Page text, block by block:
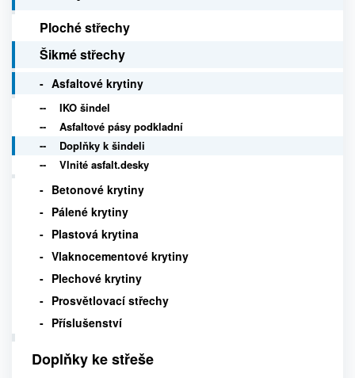
Ploché střechy
Šikmé střechy
Asfaltové krytiny
IKO šindel
Asfaltové pásy podkladní
Doplňky k šindeli
Vlnité asfalt.desky
Betonové krytiny
Pálené krytiny
Plastová krytina
Vlaknocementové krytiny
Plechové krytiny
Prosvětlovací střechy
Příslušenství
Doplňky ke střeše